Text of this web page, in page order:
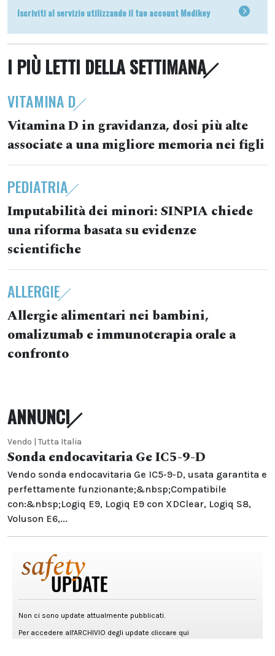
Iscriviti al servizio utilizzando il tuo account Medikey
I PIÙ LETTI DELLA SETTIMANA
VITAMINA D
Vitamina D in gravidanza, dosi più alte
associate a una migliore memoria nei figli
PEDIATRIA
Imputabilità dei minori: SINPIA chiede
una riforma basata su evidenze
scientifiche
ALLERGIE
Allergie alimentari nei bambini,
omalizumab e immunoterapia orale a
confronto
ANNUNCI
Vendo | Tutta Italia
Sonda endocavitaria Ge IC5-9-D
Vendo sonda endocavitaria Ge IC5-9-D, usata garantita e
perfettamente funzionante;&nbsp;Compatibile
con:&nbsp;Logiq E9, Logiq E9 con XDClear, Logiq S8,
Voluson E6,...